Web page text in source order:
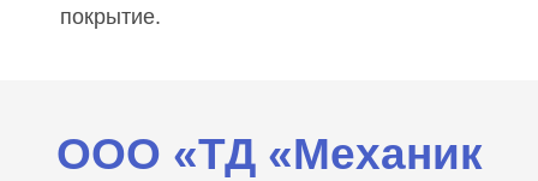
покрытие.
ООО «ТД «Механик